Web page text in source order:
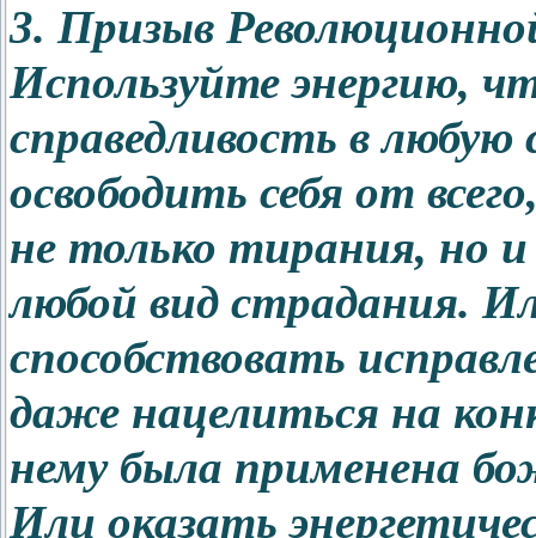
3. Призыв
Используйте энергию,
справедливость в
освободить себя от
не только тирания, но
любой вид страдания.
способствовать
даже нацелиться на
нему была применена
Или оказать